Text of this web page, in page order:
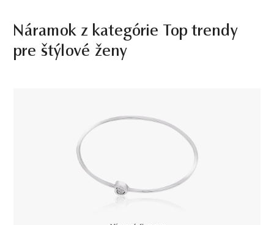
Náramok z kategórie Top trendy
pre štýlové ženy